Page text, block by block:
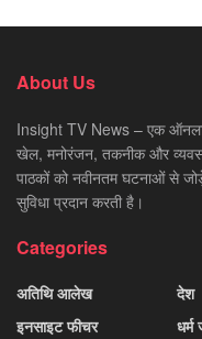
About Us
Insight TV News – एक
खेल, मनोरंजन, तकनीक और
पाठकों को नवीनतम घटनाओं से
सुविधा प्रदान करती है।
Categories
अतिथि आलेख
इनसाइट फीचर
देश
धर्म